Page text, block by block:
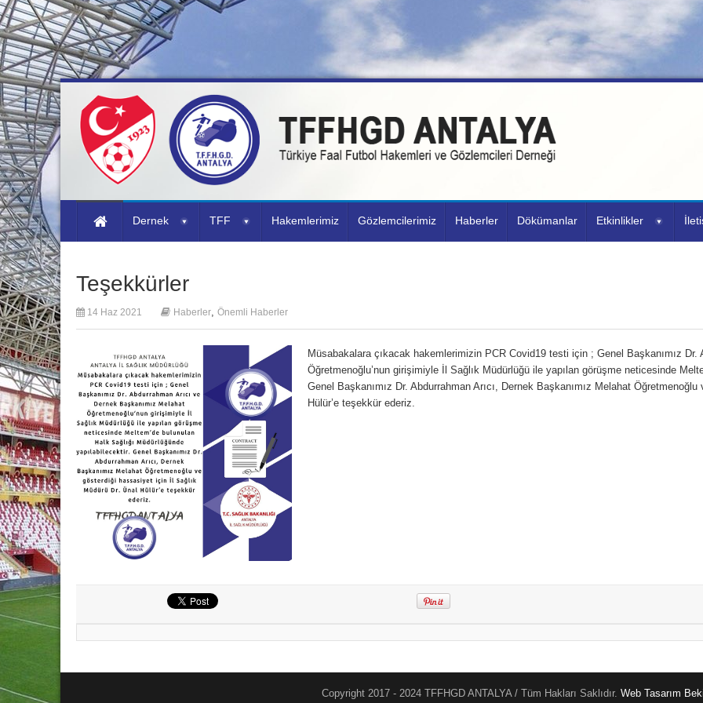
Dernek TFF Hakemlerimiz Gözlemcilerimiz Haberler Dökümanlar Etkinlikler
Teşekkürler
14 Haz 2021 Haberler, Önemli Haberler
Müsabakalara çıkacak hakemlerimizin PCR Covid19 testi için ; Genel Başkanımız Dr.
Öğretmenoğlu’nun girişimiyle İl Sağlık Müdürlüğü ile yapılan görüşme neticesinde
Genel Başkanımız Dr. Abdurrahman Arıcı, Dernek Başkanımız Melahat
Hülür’e teşekkür ederiz.
Copyright 2017 - 2024 TFFHGD ANTALYA / Tüm Hakları Saklıdır. Web Tasarım